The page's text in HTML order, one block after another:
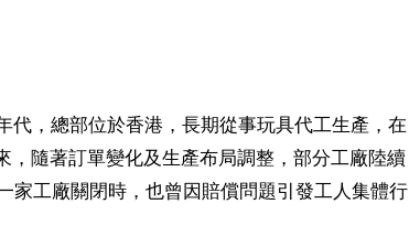
代，總部位於香港，長期從事玩具代工生產，在
，隨著訂單變化及生產布局調整，部分工廠陸續
家工廠關閉時，也曾因賠償問題引發工人集體行